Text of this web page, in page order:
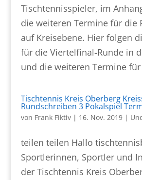
Tischtennisspieler, im
die weiteren Termine für die
auf Kreisebene. Hier folgen
für die Viertelfinal-Runde in
und die weiteren Termine für
Tischtennis Kreis Oberberg
Rundschreiben 3 Pokalspiel
von Frank Fiktiv| 16. Nov. 2019|
teilen teilen Hallo
Sportlerinnen, Sportler und
der Tischtennis Kreis